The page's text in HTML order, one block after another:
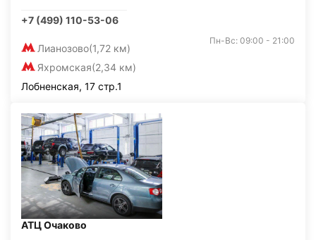
+7 (499) 110-53-06
Лианозово(1,72 км)
Яхромская(2,34 км)
Пн-Вс: 09:00 - 21:00
Лобненская, 17 стр.1
АТЦ Очаково